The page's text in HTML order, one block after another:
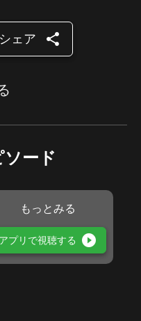
シェア share
ード
もっとみる
アプリで視聴する play_circle_filled